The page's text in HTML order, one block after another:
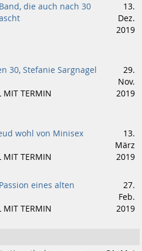
die auch nach 30
13.
Dez.
2019
30, Stefanie Sargnagel
MIT TERMIN
29.
Nov.
2019
wohl von Minisex
MIT TERMIN
13.
März
2019
eines alten
MIT TERMIN
27.
Feb.
2019